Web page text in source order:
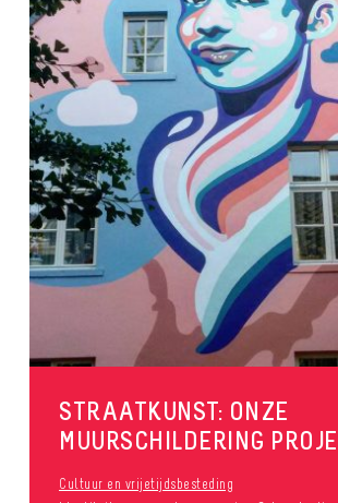
STRAATKUNST: ONZE
MUURSCHILDERING
Cultuur en vrijetijdsbesteding